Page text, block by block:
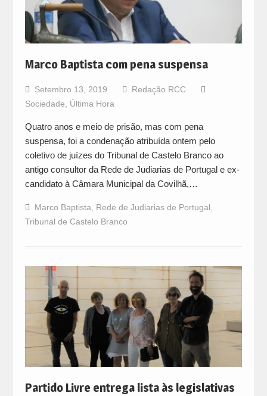
Marco Baptista com pena suspensa
Setembro 13, 2019
Redação RCC
Sociedade
Última Hora
Quatro anos e meio de prisão, mas com pena
suspensa, foi a condenação atribuída ontem pelo
coletivo de juízes do Tribunal de Castelo Branco ao
antigo consultor da Rede de Judiarias de Portugal e ex-
candidato à Câmara Municipal da Covilhã,…
Marco Baptista Rede de Judiarias de Portugal
Tribunal de Castelo Branco
Partido Livre entrega lista às legislativas